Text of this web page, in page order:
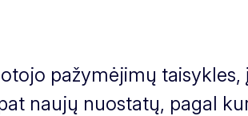
pažymėjimų taisykles,
naujų nuostatų, pagal